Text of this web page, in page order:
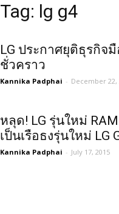
Tag: lg g4
LG ประกาศยุติธุรกิจ
ชั่วคราว
Kannika Padphai - December 22,
หลุด! LG รุ่นใหม่
เป็นเรือธงรุ่นใหม่ LG
Kannika Padphai - July 17, 2015